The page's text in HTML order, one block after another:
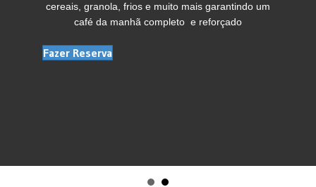
cereais, granola, frios e muito mais garantindo um
café da manhã completo e reforçado
Fazer Reserva